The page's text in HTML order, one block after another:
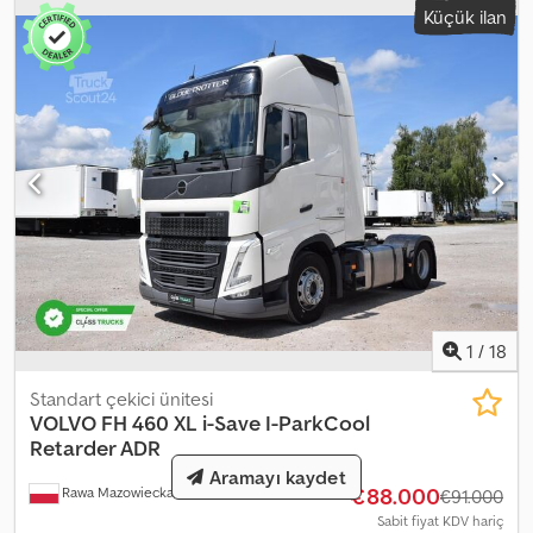
Küçük ilan
1 / 18
Rawa Mazowiecka
Standart çekici ünitesi
VOLVO FH 460 XL i-Save I-ParkCool
Retarder ADR
€88.000€91.000
Sabit fiyat KDV hariç
Aramayı kaydet